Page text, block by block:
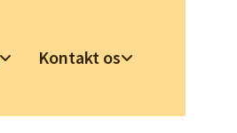
Kontakt os